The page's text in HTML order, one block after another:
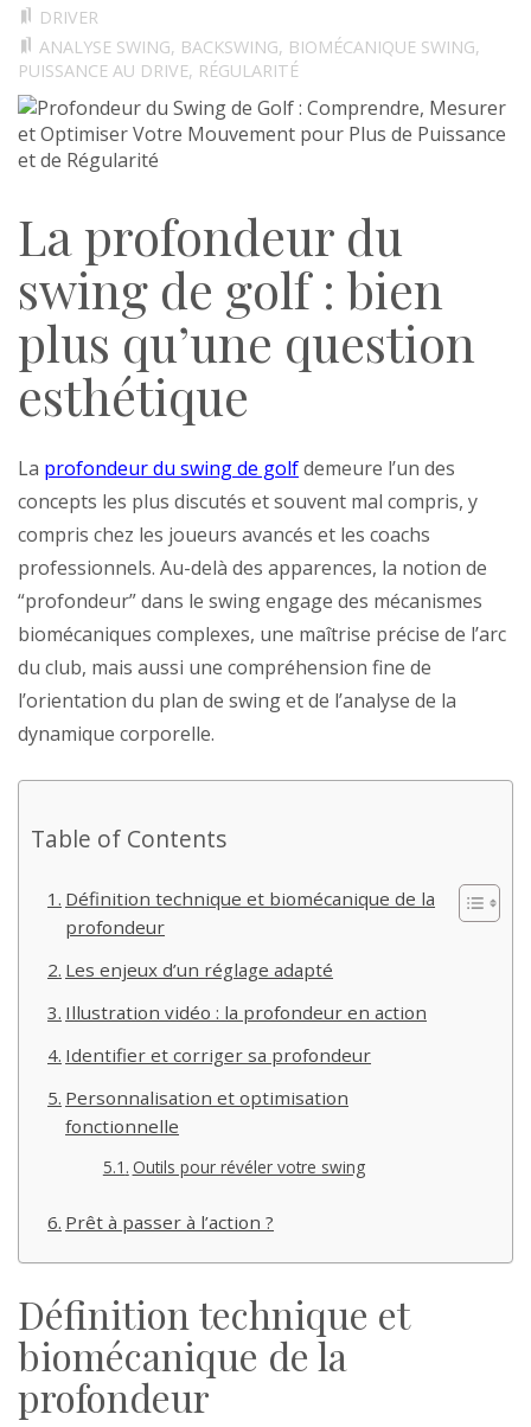
DRIVER
ANALYSE SWING, BACKSWING, BIOMÉCANIQUE SWING,
PUISSANCE AU DRIVE, RÉGULARITÉ
La profondeur du
swing de golf : bien
plus qu’une question
esthétique
La profondeur du swing de golfdemeure l’un des
concepts les plus discutés et souvent mal compris, y
compris chez les joueurs avancés et les coachs
professionnels. Au-delà des apparences, la notion de
“profondeur” dans le swing engage des mécanismes
biomécaniques complexes, une maîtrise précise de l’arc
du club, mais aussi une compréhension fine de
l’orientation du plan de swing et de l’analyse de la
dynamique corporelle.
Table of Contents
Définition technique et biomécanique de la
profondeur
Les enjeux d’un réglage adapté
Illustration vidéo : la profondeur en action
Identifier et corriger sa profondeur
Personnalisation et optimisation
fonctionnelle
Outils pour révéler votre swing
Prêt à passer à l’action ?
Définition technique et
biomécanique de la
profondeur